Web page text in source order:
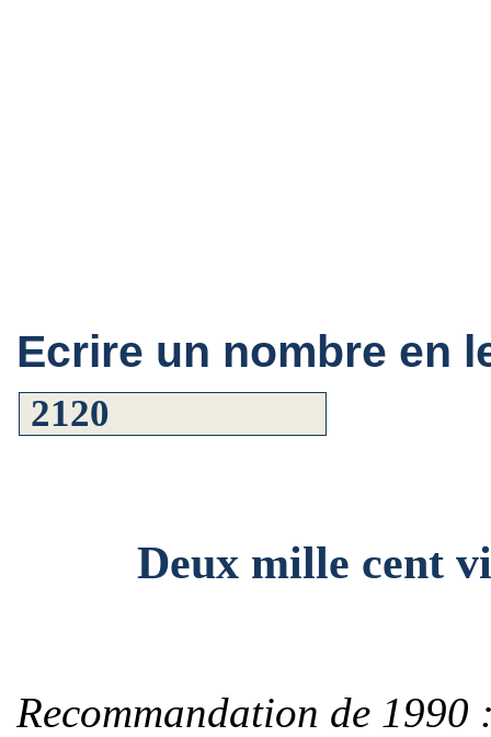
Ecrire un nombre en
Deux mille cent
Recommandation de 1990